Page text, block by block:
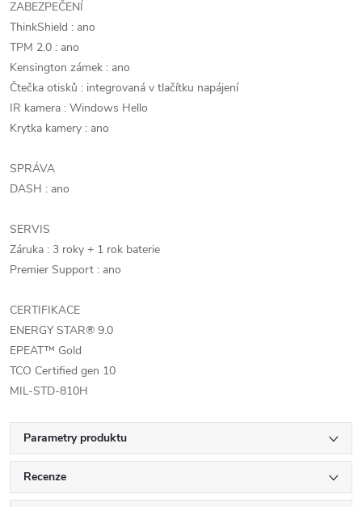
ZABEZPEČENÍ
ThinkShield : ano
TPM 2.0 : ano
Kensington zámek : ano
Čtečka otisků : integrovaná v tlačítku napájení
IR kamera : Windows Hello
Krytka kamery : ano
SPRÁVA
DASH : ano
SERVIS
Záruka : 3 roky + 1 rok baterie
Premier Support : ano
CERTIFIKACE
ENERGY STAR® 9.0
EPEAT™ Gold
TCO Certified gen 10
MIL-STD-810H
Parametry produktu
Recenze